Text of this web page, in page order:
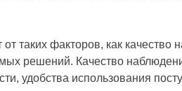
таких факторов, как
решений. Качество
удобства использования